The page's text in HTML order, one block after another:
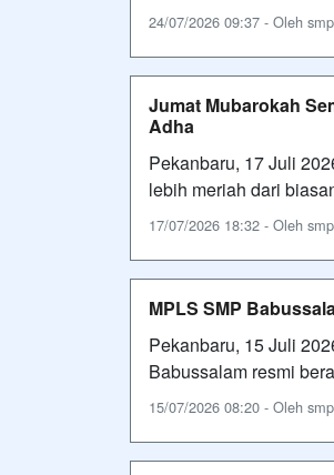
24/07/2026 09:37 - Oleh
Jumat Mubarokah
Adha
Pekanbaru, 17 Juli
lebih meriah dari
17/07/2026 18:32 - Oleh
MPLS SMP
Pekanbaru, 15 Juli
Babussalam resmi
15/07/2026 08:20 - Oleh